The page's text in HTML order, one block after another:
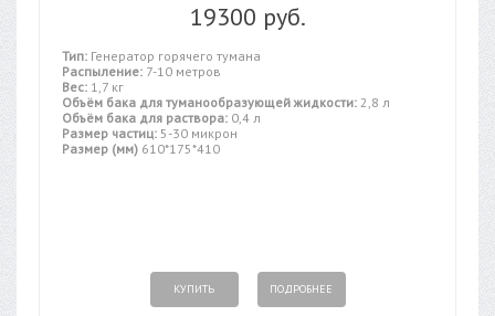
19300 руб.
Тип: Генератор горячего тумана
Распыление: 7-10 метров
Вес: 1,7 кг
Объём бака для туманообразующей жидкости: 2,8 л
Объём бака для раствора: 0,4 л
Размер частиц: 5-30 микрон
Размер (мм) 610*175*410
КУПИТЬ ПОДРОБНЕЕ